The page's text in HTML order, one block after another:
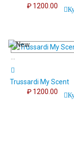
₽ 1200.00
...
Trussardi My Scent
₽ 1200.00